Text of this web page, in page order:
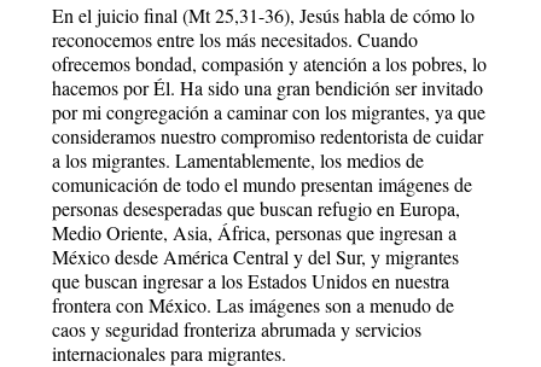
En el juicio final (Mt 25,31-36), Jesús habla de cómo lo
reconocemos entre los más necesitados. Cuando
ofrecemos bondad, compasión y atención a los pobres, lo
hacemos por Él. Ha sido una gran bendición ser invitado
por mi congregación a caminar con los migrantes, ya que
consideramos nuestro compromiso redentorista de cuidar
a los migrantes. Lamentablemente, los medios de
comunicación de todo el mundo presentan imágenes de
personas desesperadas que buscan refugio en Europa,
Medio Oriente, Asia, África, personas que ingresan a
México desde América Central y del Sur, y migrantes
que buscan ingresar a los Estados Unidos en nuestra
frontera con México. Las imágenes son a menudo de
caos y seguridad fronteriza abrumada y servicios
internacionales para migrantes.